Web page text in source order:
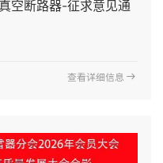
空断路器-征求意见通
查看详细信息